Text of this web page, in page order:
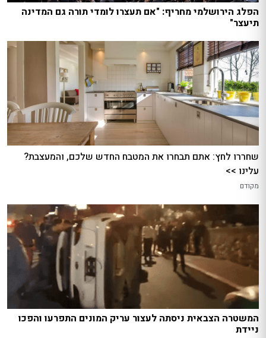
הפלג הירושלמי מחריף: "אם תעצרו לומדי תורה גם המדינה
תיעצר"
שחררו לחץ: אתם תבחרו את המטבח החדש שלכם, והמעצבת?
עלינו >>
מקודם
המשטרה הצבאית ניסתה לעצור עריק המונים התפרעו והפכו
ניידת